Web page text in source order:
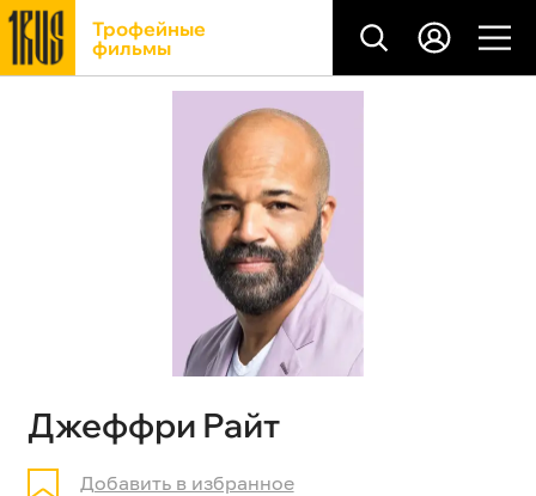
Трофейные
фильмы
Джеффри Райт
Добавить в избранное